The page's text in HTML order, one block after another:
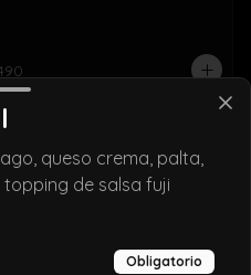
queso crema, palta y envuelto
o ciboulette
queso crema, palta,
de salsa fuji
Obligatorio